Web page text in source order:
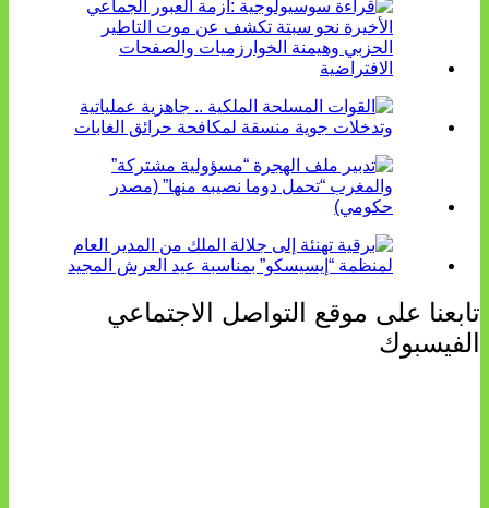
تابعنا على موقع التواصل الاجتماعي
الفيسبوك